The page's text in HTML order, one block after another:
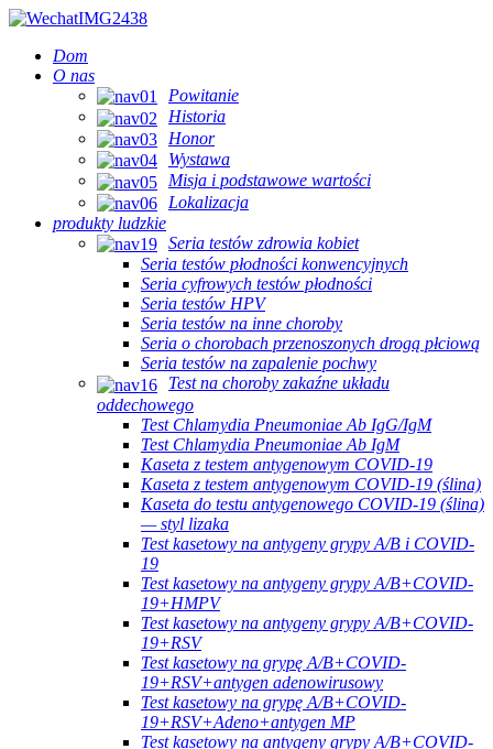
Dom
O nas
Powitanie
Historia
Honor
Wystawa
Misja i podstawowe wartości
Lokalizacja
produkty ludzkie
Seria testów zdrowia kobiet
Seria testów płodności konwencyjnych
Seria cyfrowych testów płodności
Seria testów HPV
Seria testów na inne choroby
Seria o chorobach przenoszonych drogą płciową
Seria testów na zapalenie pochwy
Test na choroby zakaźne układu
oddechowego
Test Chlamydia Pneumoniae Ab IgG/IgM
Test Chlamydia Pneumoniae Ab IgM
Kaseta z testem antygenowym COVID-19
Kaseta z testem antygenowym COVID-19 (ślina)
Kaseta do testu antygenowego COVID-19 (ślina)
— styl lizaka
Test kasetowy na antygeny grypy A/B i COVID-
19
Test kasetowy na antygeny grypy A/B+COVID-
19+HMPV
Test kasetowy na antygeny grypy A/B+COVID-
19+RSV
Test kasetowy na grypę A/B+COVID-
19+RSV+antygen adenowirusowy
Test kasetowy na grypę A/B+COVID-
19+RSV+Adeno+antygen MP
Test kasetowy na antygeny grypy A/B+COVID-